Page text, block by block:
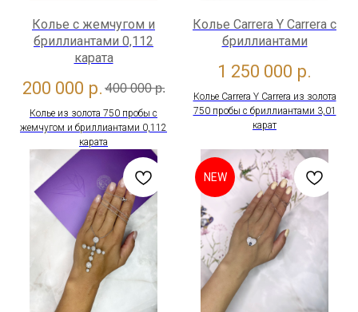
Колье с жемчугом и
бриллиантами 0,112
карата
200 000 р. 400 000 р.
Колье из золота 750 пробы с
жемчугом и бриллиантами 0,112
карата
Колье Carrera Y Carrera c
бриллиантами
1 250 000 р.
Колье Carrera Y Carrera из золота
750 пробы с бриллиантами 3,01
карат
NEW